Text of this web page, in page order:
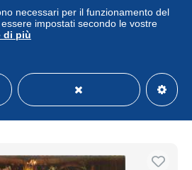
- Templo de Ntra. Sra. del Pilar
± 1,14 USD
Professionale
necessari per il funzionamento del
impostati secondo le vostre
di più